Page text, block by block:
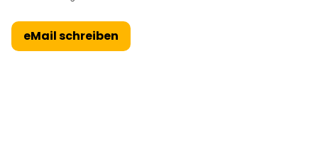
eMail schreiben